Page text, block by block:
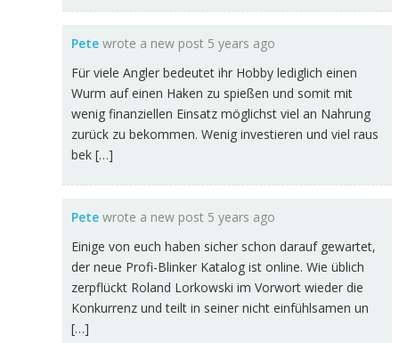
Petewrote a new post 5 years ago
Für viele Angler bedeutet ihr Hobby lediglich einen
Wurm auf einen Haken zu spießen und somit mit
wenig finanziellen Einsatz möglichst viel an Nahrung
zurück zu bekommen. Wenig investieren und viel raus
bek […]
Petewrote a new post 5 years ago
Einige von euch haben sicher schon darauf gewartet,
der neue Profi-Blinker Katalog ist online. Wie üblich
zerpflückt Roland Lorkowski im Vorwort wieder die
Konkurrenz und teilt in seiner nicht einfühlsamen un
[…]